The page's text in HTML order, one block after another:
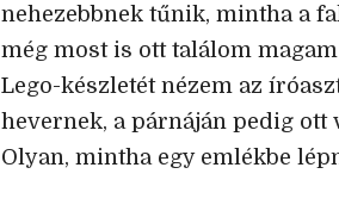
nehezebbnek tűnik, mintha a
még most is ott találom
Lego-készletét nézem az
hevernek, a párnáján pedig ott
Olyan, mintha egy emlékbe